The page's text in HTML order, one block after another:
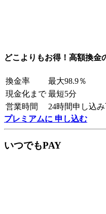
どこよりもお得！高額換金
換金率
最大98.9％
現金化まで 最短5分
営業時間
24時間申し込
プレミアムに 申し込む
いつでもPAY